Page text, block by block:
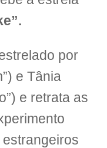
por
e Tânia
e retrata as